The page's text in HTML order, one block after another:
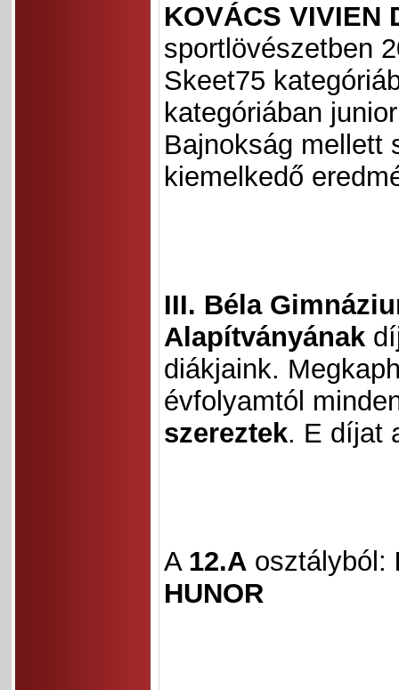
KOVÁCS VIVIEN
sportlövészetben
Skeet75
kategóriában
Bajnokság mellett
kiemelkedő
III. Béla
Alapítványának
diákjaink.
évfolyamtól
szereztek. E díjat
A 12.A osztályból:
HUNOR